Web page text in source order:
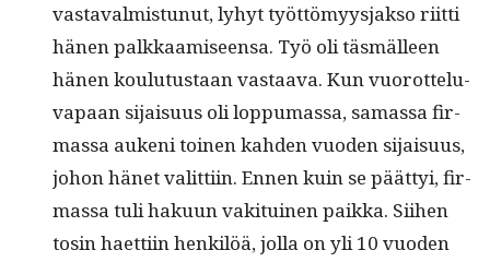
vas­tavalmis­tunut, lyhyt työt­tömyys­jak­so riit­ti
hänen palkkaamiseen­sa. Työ oli täs­mälleen
hänen koulu­tus­taan vas­taa­va. Kun vuorot­telu­
va­paan sijaisu­us oli lop­pumas­sa, samas­sa fir­
mas­sa aukeni toinen kah­den vuo­den sijaisu­us,
johon hänet valit­ti­in. Ennen kuin se päät­tyi, fir­
mas­sa tuli haku­un vak­i­tu­inen paik­ka. Siihen
tosin haet­ti­in henkilöä, jol­la on yli 10 vuo­den